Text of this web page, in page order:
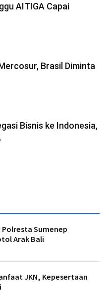
AITIGA Capai
Brasil Diminta
Bisnis ke Indonesia,
Sumenep
Arak Bali
JKN, Kepesertaan